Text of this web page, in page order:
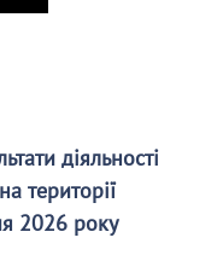
діяльності
території
2026 року